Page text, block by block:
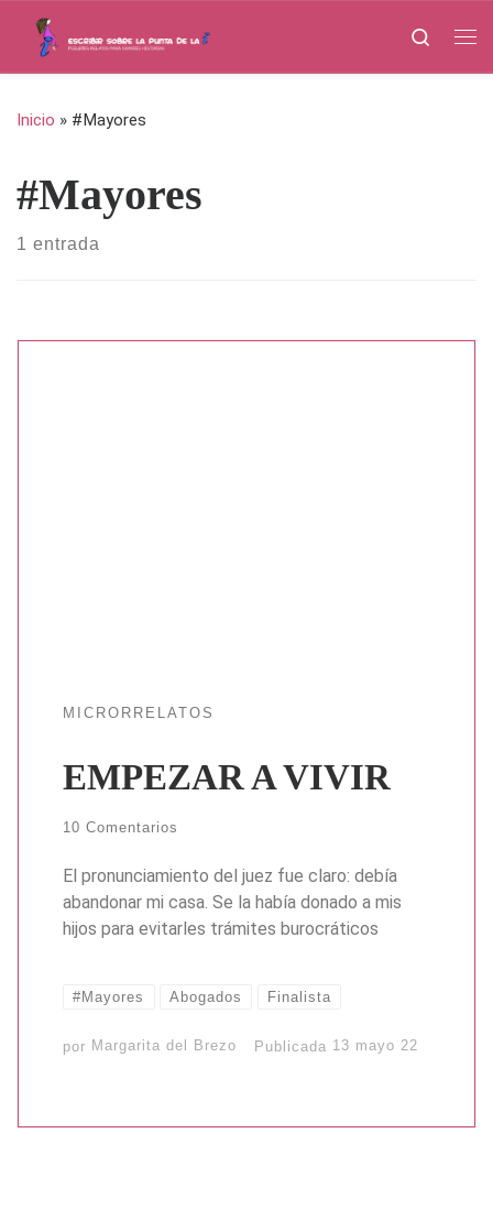
Saltar al contenido
Search
Inicio » #Mayores
#Mayores
1 entrada
MICRORRELATOS
EMPEZAR A VIVIR
10 Comentarios
El pronunciamiento del juez fue claro: debía
abandonar mi casa. Se la había donado a mis
hijos para evitarles trámites burocráticos
#Mayores Abogados Finalista
por Margarita del Brezo Publicada 13 mayo 22